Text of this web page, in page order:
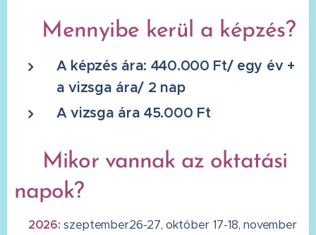
Mennyibe kerül a képzés?
A képzés ára: 440.000 Ft/ egy év +
a vizsga ára/ 2 nap
A vizsga ára 45.000 Ft
Mikor vannak az oktatási
napok?
2026:szeptember26-27, október 17-18, november